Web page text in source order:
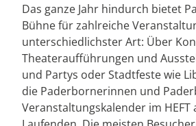
Das ganze Jahr hindurch bietet
Bühne für zahlreiche
unterschiedlichster Art: Über
Theateraufführungen und
und Partys oder Stadtfeste wie
die Paderbornerinnen und
Veranstaltungskalender im HEFT